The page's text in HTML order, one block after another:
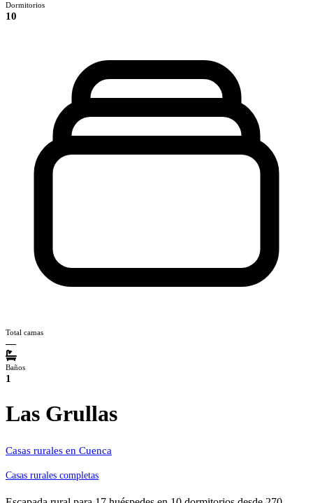
Dormitorios
10
Total camas
—
Baños
1
Las Grullas
Casas rurales en Cuenca
Casas rurales completas